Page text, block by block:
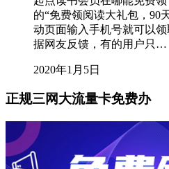
的“免费领阅读大礼包，90
动页面输入手机号就可以
据网友反馈，有的用户只…
2020年1月5日
正规三网大流量卡免费办